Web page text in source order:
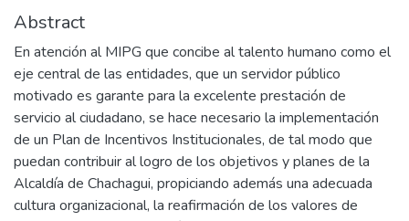
Abstract
En atención al MIPG que concibe al talento humano como el
eje central de las entidades, que un servidor público
motivado es garante para la excelente prestación de
servicio al ciudadano, se hace necesario la implementación
de un Plan de Incentivos Institucionales, de tal modo que
puedan contribuir al logro de los objetivos y planes de la
Alcaldía de Chachagui, propiciando además una adecuada
cultura organizacional, la reafirmación de los valores de